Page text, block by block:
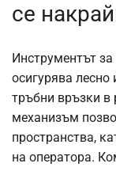
се
Инструментът
осигурява лесно
тръбни връзки в
механизъм
пространства,
на оператора.